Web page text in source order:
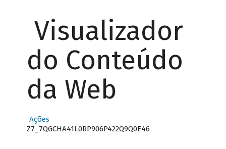
Visualizador
do Conteúdo
da Web
Ações
Z7_7QGCHA41L0RP906P422Q9Q0E46